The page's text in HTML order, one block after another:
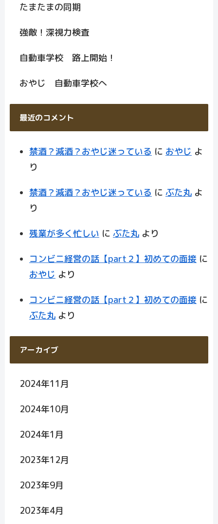
たまたまの同期
強敵！深視力検査
自動車学校 路上開始！
おやじ 自動車学校へ
最近のコメント
禁酒？減酒？おやじ迷っている に おやじ よ
り
禁酒？減酒？おやじ迷っている に ぶた丸 よ
り
残業が多く忙しい に ぶた丸 より
コンビニ経営の話【part２】初めての面接 に
おやじ より
コンビニ経営の話【part２】初めての面接 に
ぶた丸 より
アーカイブ
2024年11月
2024年10月
2024年1月
2023年12月
2023年9月
2023年4月